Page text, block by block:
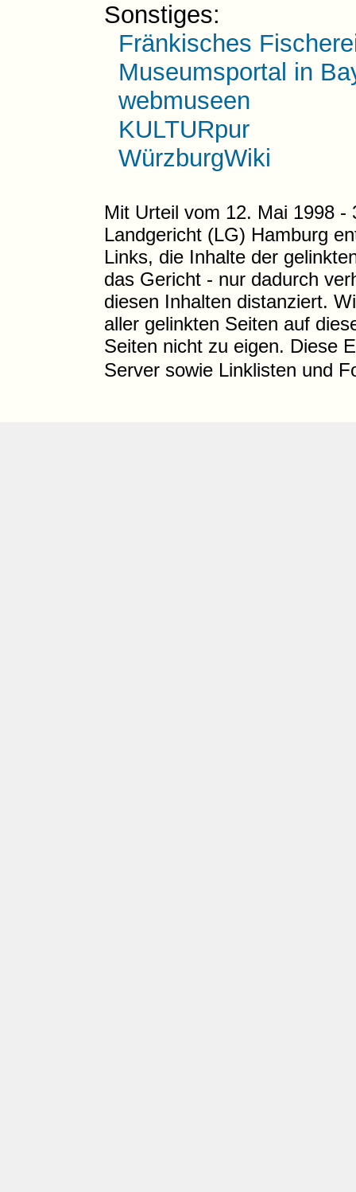
Sonstiges:
Fränkisches
Museumsportal in
webmuseen
KULTURpur
WürzburgWiki
Mit Urteil vom 12. Mai 1998
Landgericht (LG) Hamburg
Links, die Inhalte der
das Gericht - nur dadurch
diesen Inhalten distanziert.
aller gelinkten Seiten auf
Seiten nicht zu eigen. Diese
Server sowie Linklisten und